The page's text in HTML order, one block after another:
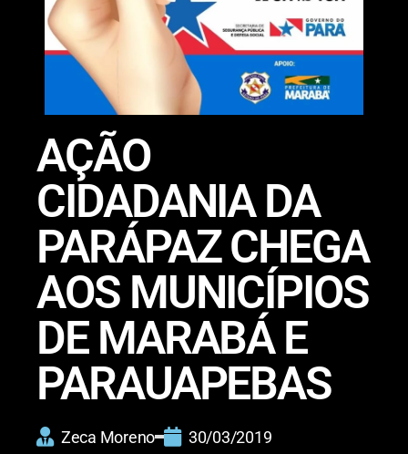
AÇÃO
CIDADANIA DA
PARÁPAZ CHEGA
AOS MUNICÍPIOS
DE MARABÁ E
PARAUAPEBAS
Zeca Moreno 30/03/2019